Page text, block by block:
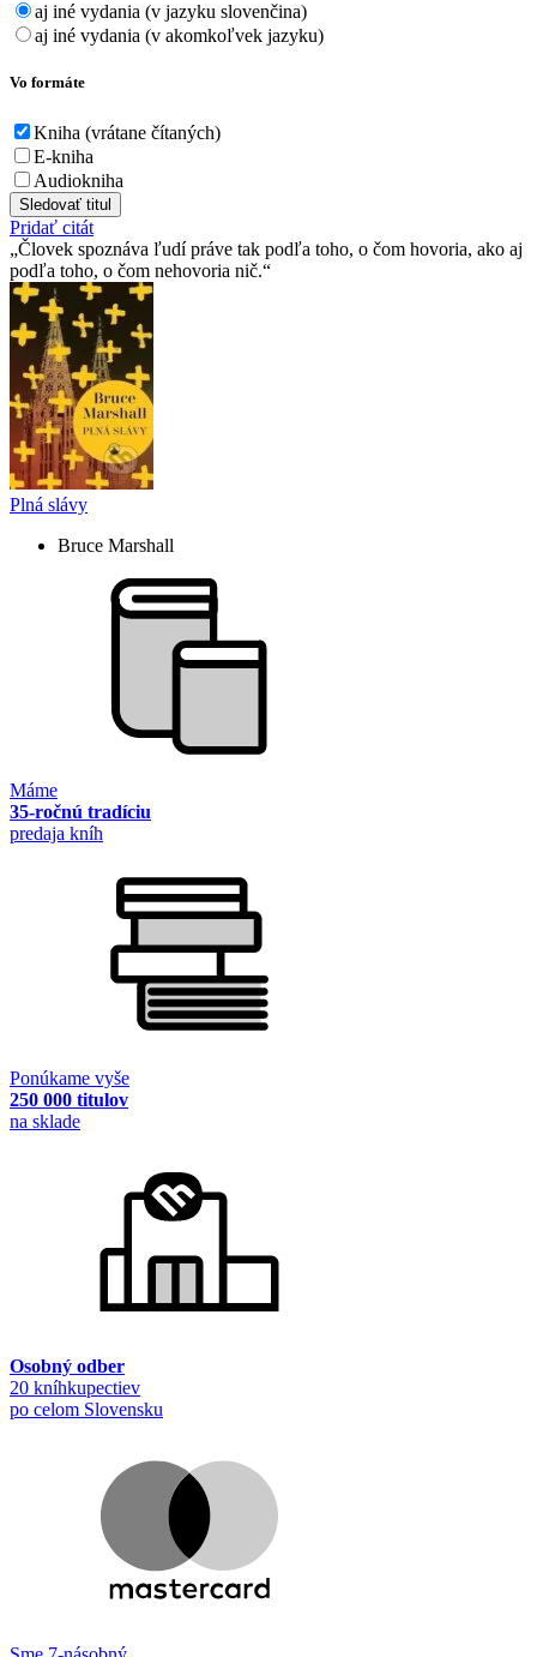
aj iné vydania (v jazyku slovenčina)
aj iné vydania (v akomkoľvek jazyku)
Vo formáte
Kniha (vrátane čítaných)
E-kniha
Audiokniha
Sledovať titul
Pridať citát
Človek spoznáva ľudí práve tak podľa toho, o čom hovoria, ako aj
podľa toho, o čom nehovoria nič.
Plná slávy
Bruce Marshall
Máme
35-ročnú tradíciu
predaja kníh
Ponúkame vyše
250 000 titulov
na sklade
Osobný odber
20 kníhkupectiev
po celom Slovensku